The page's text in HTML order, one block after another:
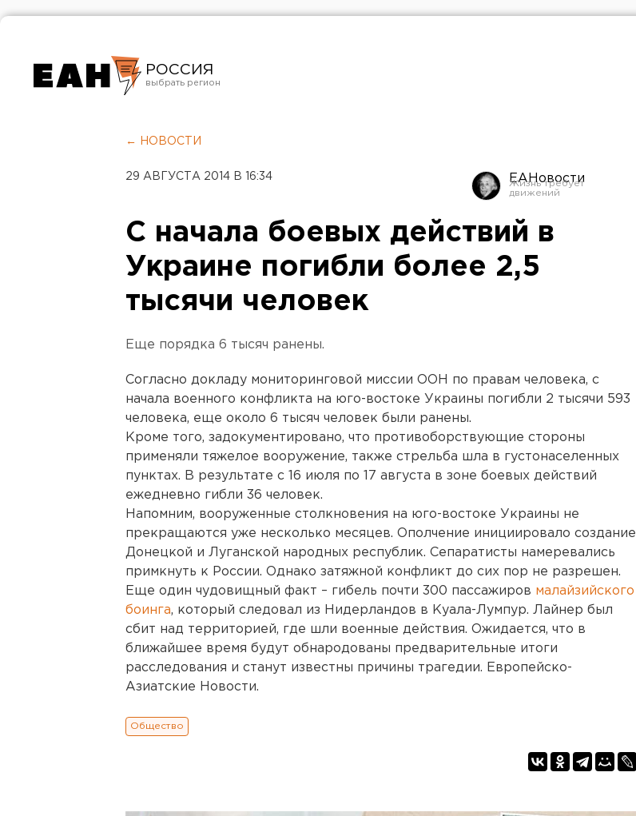
РОССИЯ
Челябинск
← НОВОСТИ
29 АВГУСТА 2014 В 16:34 ЕАНовости
С начала боевых действий в
Украине погибли более 2,5
тысячи человек
Еще порядка 6 тысяч ранены.
Согласно докладу мониторинговой миссии ООН по правам человека, с
начала военного конфликта на юго-востоке Украины погибли 2 тысячи 593
человека, еще около 6 тысяч человек были ранены.
Кроме того, задокументировано, что противоборствующие стороны
применяли тяжелое вооружение, также стрельба шла в густонаселенных
пунктах. В результате с 16 июля по 17 августа в зоне боевых действий
ежедневно гибли 36 человек.
Напомним, вооруженные столкновения на юго-востоке Украины не
прекращаются уже несколько месяцев. Ополчение инициировало создание
Донецкой и Луганской народных республик. Сепаратисты намеревались
примкнуть к России. Однако затяжной конфликт до сих пор не разрешен.
Еще один чудовищный факт – гибель почти 300 пассажиров малайзийского
боинга, который следовал из Нидерландов в Куала-Лумпур. Лайнер был
сбит над территорией, где шли военные действия. Ожидается, что в
ближайшее время будут обнародованы предварительные итоги
расследования и станут известны причины трагедии. Европейско-
Азиатские Новости.
Общество